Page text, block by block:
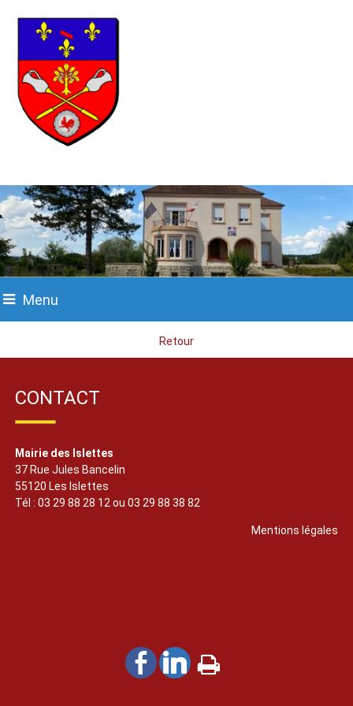
Menu
Retour
CONTACT
Mairie des Islettes
37 Rue Jules Bancelin
55120 Les Islettes
Tél : 03 29 88 28 12 ou 03 29 88 38 82
Mentions légales